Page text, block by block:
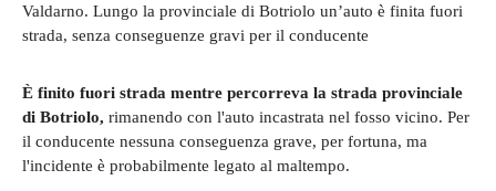
Valdarno. Lungo la provinciale di Botriolo un’auto è finita fuori
strada, senza conseguenze gravi per il conducente
È finito fuori strada mentre percorreva la strada provinciale
di Botriolo, rimanendo con l'auto incastrata nel fosso vicino. Per
il conducente nessuna conseguenza grave, per fortuna, ma
l'incidente è probabilmente legato al maltempo.